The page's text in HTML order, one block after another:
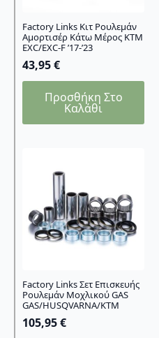
Factory Links Κιτ Ρουλεμάν
Αμορτισέρ Κάτω Μέρος KTM
EXC/EXC-F ’17-’23
43,95€
Προσθήκη Στο
Καλάθι
Factory Links Σετ Επισκευής
Ρουλεμάν Μοχλικού GAS
GAS/HUSQVARNA/KTM
105,95€